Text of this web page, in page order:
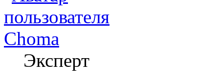
Choma
Эксперт